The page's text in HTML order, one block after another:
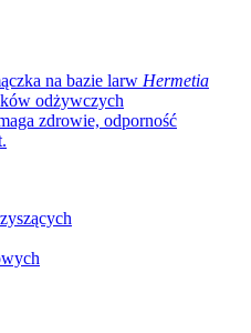
na bazie larw Hermetia
odżywczych
zdrowie, odporność